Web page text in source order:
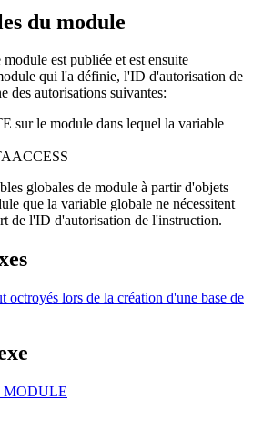
du module
est publiée et est ensuite
qui l'a définie, l'ID d'autorisation de
des autorisations suivantes:
sur le module dans lequel la variable
globales de module à partir d'objets
que la variable globale ne nécessitent
de l'ID d'autorisation de l'instruction.
octroyés lors de la création d'une base de
MODULE